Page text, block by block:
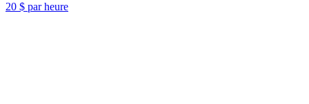
20 $ par heure